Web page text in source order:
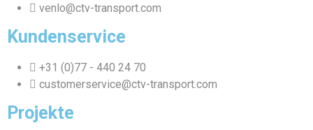
venlo@ctv-transport.com
Kundenservice
+31 (0)77 - 440 24 70
customerservice@ctv-transport.com
Projekte